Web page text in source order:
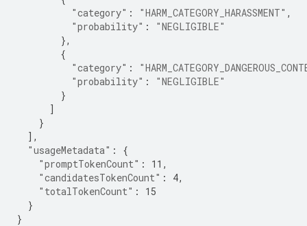
"category" : "HARM_CATEGORY_HARASSMENT" ,
"probability" :
"NEGLIGIBLE"
},
{
"category" :
"probability" :
"NEGLIGIBLE"
}
]
}
],
"usageMetadata" :
{
"promptTokenCount" : 11 ,
"candidatesTokenCount" : 4,
"totalTokenCount" :
15
}
}